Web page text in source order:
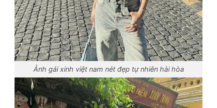
Ảnh gái xinh việt nam nét đẹp tự nhiên hài hòa